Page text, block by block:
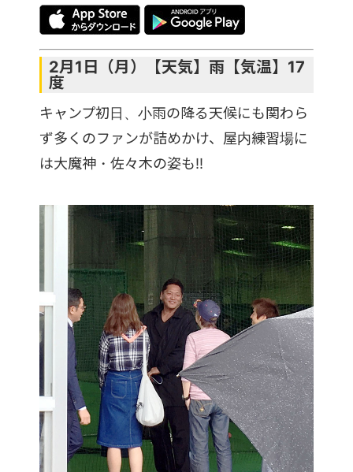
2月1日（月）【天気】雨【気温】17
度
キャンプ初日、小雨の降る天候にも関わら
ず多くのファンが詰めかけ、屋内練習場に
は大魔神・佐々木の姿も!!